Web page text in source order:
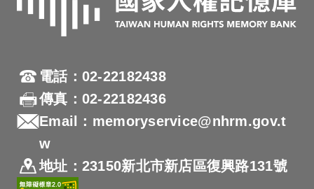
電話：02-22182438
傳真：02-22182436
Email：memoryservice@nhrm.gov.t
w
地址：23150新北市新店區復興路131號